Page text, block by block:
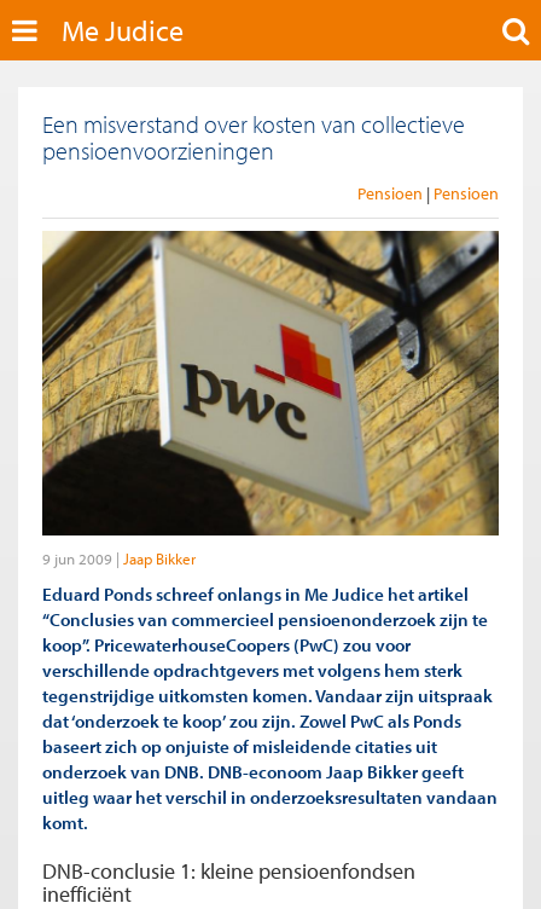
Me Judice
Een misverstand over kosten van collectieve
pensioenvoorzieningen
Pensioen Pensioen
9 jun 2009 Jaap Bikker
Eduard Ponds schreef onlangs in Me Judice het artikel
“Conclusies van commercieel pensioenonderzoek zijn te
koop”. PricewaterhouseCoopers (PwC) zou voor
verschillende opdrachtgevers met volgens hem sterk
tegenstrijdige uitkomsten komen. Vandaar zijn uitspraak
dat ‘onderzoek te koop’ zou zijn. Zowel PwC als Ponds
baseert zich op onjuiste of misleidende citaties uit
onderzoek van DNB. DNB-econoom Jaap Bikker geeft
uitleg waar het verschil in onderzoeksresultaten vandaan
komt.
DNB-conclusie 1: kleine pensioenfondsen
inefficiënt